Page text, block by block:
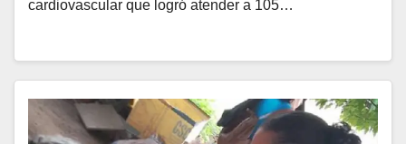
cardiovascular que logró atender a 105…